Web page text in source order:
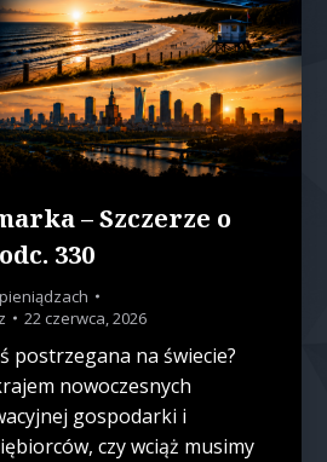
– Szczerze o
330
22 czerwca, 2026
postrzegana na świecie?
nowoczesnych
gospodarki i
czy wciąż musimy